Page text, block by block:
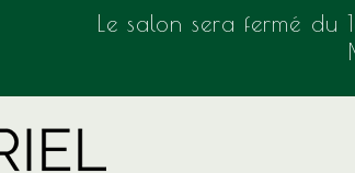
Le salon sera fermé